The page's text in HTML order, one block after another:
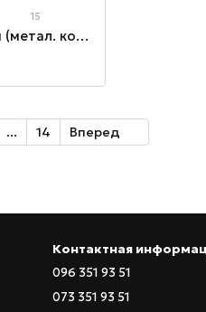
15
Лазерный дальномер 40 м (метал. корпус)
... 14 Вперед
Контактная
096 351 93 51
073 351 93 51